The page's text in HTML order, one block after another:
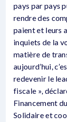
pays par pays
rendre des
paient et leurs
inquiets de la
matière de
aujourd’hui,
redevenir le
fiscale »,
Financement
Solidaire et